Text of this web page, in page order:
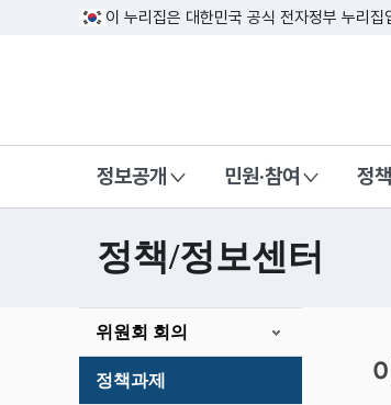
이 누리집은 대한민국 공식 전자정부 누리집
정보공개 민원·참여 정
정책/정보센터
위원회 회의
정책과제
시